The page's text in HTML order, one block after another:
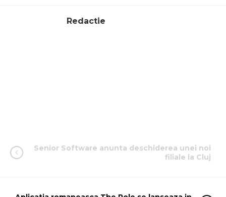
Redactie
Senior Software anunta deschiderea unei noi
filiale la Cluj